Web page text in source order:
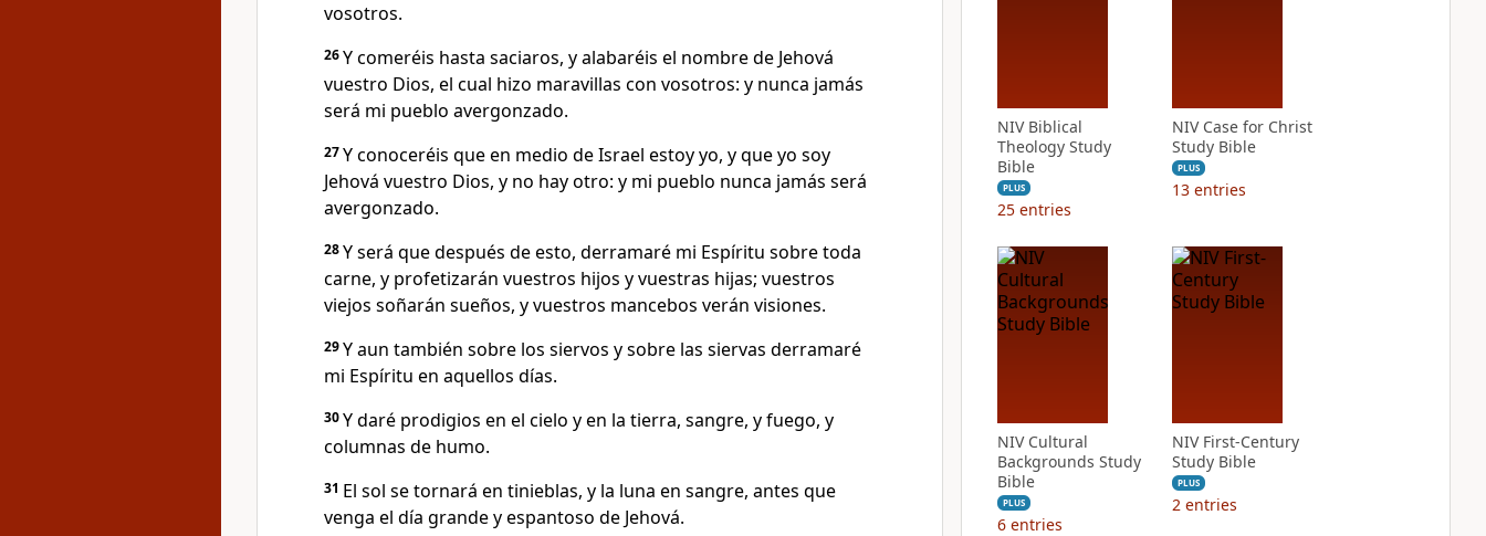
vosotros.
26Y comeréis hasta saciaros, y alabaréis el nombre de Jehová
vuestro Dios, el cual hizo maravillas con vosotros: y nunca jamás
será mi pueblo avergonzado.
27Y conoceréis que en medio de Israel estoy yo, y que yo soy
Jehová vuestro Dios, y no hay otro: y mi pueblo nunca jamás será
avergonzado.
28Y será que después de esto, derramaré mi Espíritu sobre toda
carne, y profetizarán vuestros hijos y vuestras hijas; vuestros
viejos soñarán sueños, y vuestros mancebos verán visiones.
29Y aun también sobre los siervos y sobre las siervas derramaré
mi Espíritu en aquellos días.
30Y daré prodigios en el cielo y en la tierra, sangre, y fuego, y
columnas de humo.
31 El sol se tornará en tinieblas, y la luna en sangre, antes que
venga el día grande y espantoso de Jehová.
NIV Biblical
Theology Study
Bible
PLUS
25 entries
NIV Case for Christ
Study Bible
PLUS
13 entries
NIV Cultural
Backgrounds Study
Bible
PLUS
6 entries
NIV First-Century
Study Bible
PLUS
2 entries